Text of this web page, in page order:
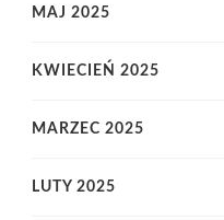
MAJ 2025
KWIECIEŃ 2025
MARZEC 2025
LUTY 2025